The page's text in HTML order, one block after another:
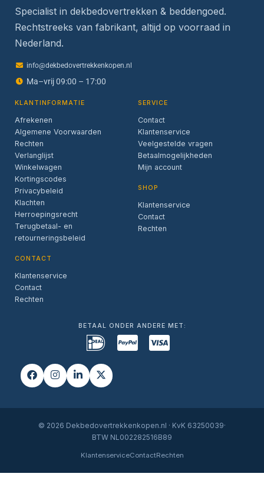
Specialist in dekbedovertrekken & beddengoed.
Rechtstreeks van fabrikant, altijd op voorraad in
Nederland.
info@dekbedovertrekkenkopen.nl
Ma–vrij 09:00 – 17:00
KLANTINFORMATIE
Afrekenen
Algemene Voorwaarden
Rechten
Verlanglijst
Winkelwagen
Kortingscodes
Privacybeleid
Klachten
Herroepingsrecht
Terugbetaal- en
retourneringsbeleid
CONTACT
Klantenservice
Contact
Rechten
SERVICE
Contact
Klantenservice
Veelgestelde vragen
Betaalmogelijkheden
Mijn account
SHOP
Klantenservice
Contact
Rechten
BETAAL ONDER ANDERE MET:
© 2026 Dekbedovertrekkenkopen.nl · KvK 63250039·
BTW NL002282516B89
KlantenserviceContactRechten